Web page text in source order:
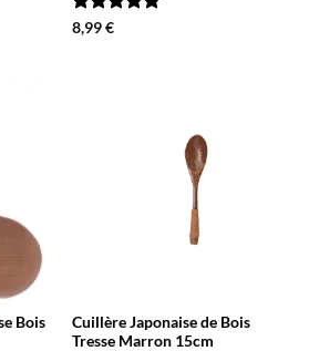
Note
8,99€
Bois
Cuillère Japonaise de Bois
Tresse Marron 15cm